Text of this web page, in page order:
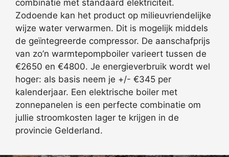
combinatie met standaard elektriciteit.
Zodoende kan het product op milieuvriendelijke
wijze water verwarmen. Dit is mogelijk middels
de geïntegreerde compressor. De aanschafprijs
van zo’n warmtepompboiler varieert tussen de
€2650 en €4800. Je energieverbruik wordt wel
hoger: als basis neem je +/- €345 per
kalenderjaar. Een elektrische boiler met
zonnepanelen is een perfecte combinatie om
jullie stroomkosten lager te krijgen in de
provincie Gelderland.